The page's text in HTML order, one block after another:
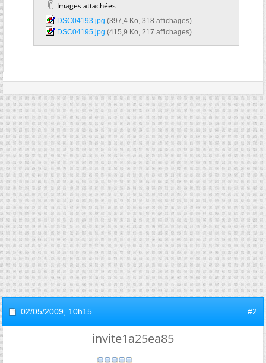
Images attachées
DSC04193.jpg‎ (397,4 Ko, 318 affichages)
DSC04195.jpg‎ (415,9 Ko, 217 affichages)
02/05/2009, 10h15 #2
invite1a25ea85